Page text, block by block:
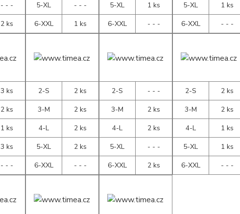
- - -
2 ks
5-XL
- - -
6-XXL
1 ks
5-XL
1 ks
6-XXL
- - -
5-XL
1 ks
6-XXL
- - -
3 ks
2 ks
1 ks
3 ks
- - -
2-S
2 ks
3-M
2 ks
4-L
2 ks
5-XL
2 ks
6-XXL
- - -
2-S
- - -
3-M
2 ks
4-L
2 ks
5-XL
- - -
6-XXL
2 ks
2-S
2 ks
3-M
2 ks
4-L
1 ks
5-XL
1 ks
6-XXL
- - -